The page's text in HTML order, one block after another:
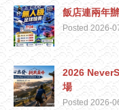
飯店連兩年
Posted 2026-
2026
場
Posted 2026-